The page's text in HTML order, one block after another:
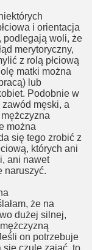
i orientacja
podlegają woli, że
merytoryczny,
z rolą płciową
matki można
lub
Podobnie w
męski, a
można
się tego zrobić z
których ani
ani nawet
naruszyć.
że na
dużej silnej,
on potrzebuje
się czule zająć, to